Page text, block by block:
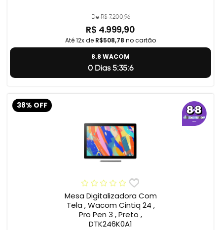
De R$ 7.200,96
R$ 4.999,90
Até 12x de R$508,78 no cartão
8.8 WACOM
0 Dias 5:35:5
38% OFF
Mesa Digitalizadora Com
Tela , Wacom Cintiq 24 ,
Pro Pen 3 , Preto ,
DTK246K0A1